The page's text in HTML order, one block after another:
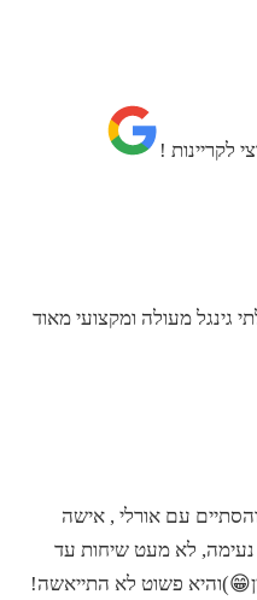
לקריינות !
גינגל מעולה ומקצועי מאוד
עם אורלי , אישה
לא מעט שיחות עד
פשוט לא התייאשה!